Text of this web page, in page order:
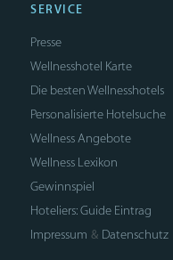
SERVICE
Presse
Wellnesshotel Karte
Die besten Wellnesshotels
Personalisierte Hotelsuche
Wellness Angebote
Wellness Lexikon
Gewinnspiel
Hoteliers: Guide Eintrag
Impressum & Datenschutz